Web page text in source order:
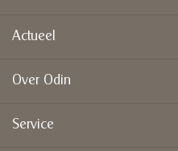
Actueel
Over Odin
Service